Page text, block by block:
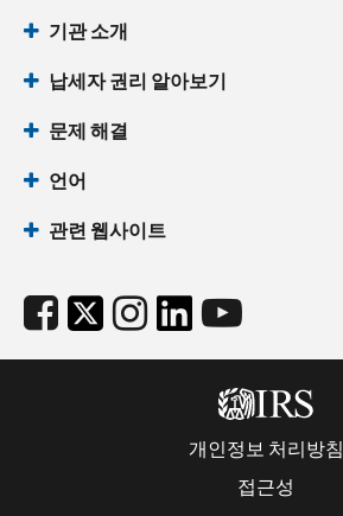
기관 소개
납세자 권리 알아보기
문제 해결
언어
관련 웹사이트
개인정보 처리방침
접근성